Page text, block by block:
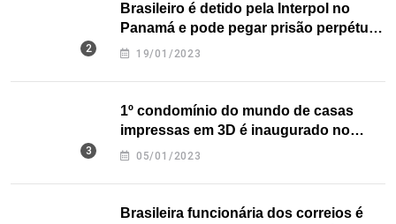
Brasileiro é detido pela Interpol no
Panamá e pode pegar prisão perpétua
nos EUA
19/01/2023
1º condomínio do mundo de casas
impressas em 3D é inaugurado no
Texas
05/01/2023
Brasileira funcionária dos correios é